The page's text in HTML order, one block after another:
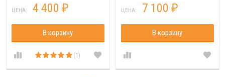
ЦЕНА: 4 400 ₽
В корзину
(1)
ЦЕНА: 7 100 ₽
В корзину